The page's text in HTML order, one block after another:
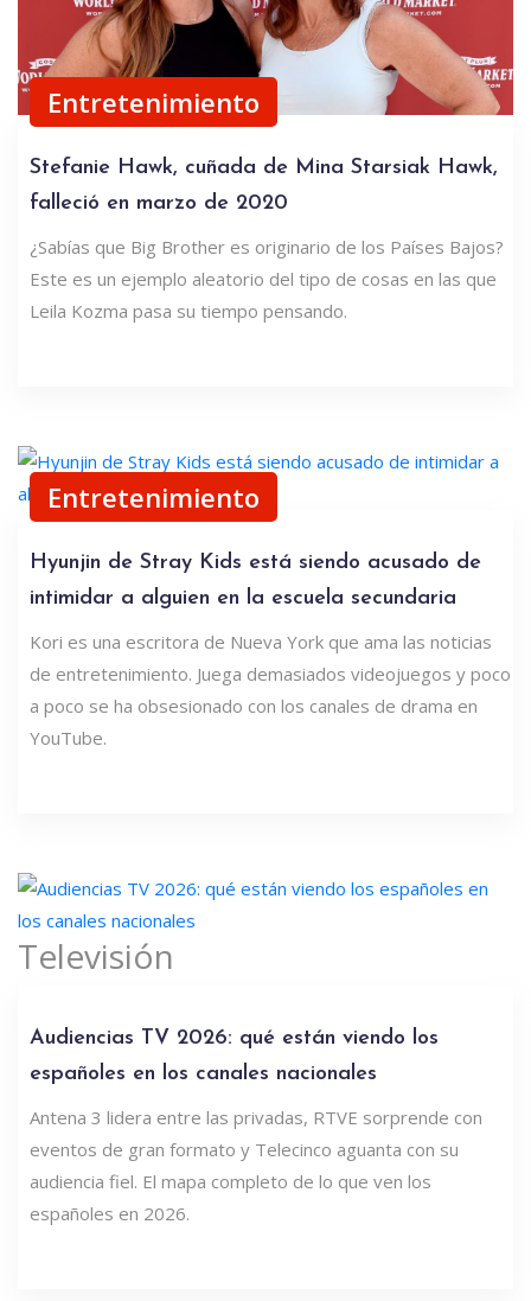
Entretenimiento
Stefanie Hawk, cuñada de Mina Starsiak Hawk,
falleció en marzo de 2020
¿Sabías que Big Brother es originario de los Países Bajos?
Este es un ejemplo aleatorio del tipo de cosas en las que
Leila Kozma pasa su tiempo pensando.
Entretenimiento
Hyunjin de Stray Kids está siendo acusado de
intimidar a alguien en la escuela secundaria
Kori es una escritora de Nueva York que ama las noticias
de entretenimiento. Juega demasiados videojuegos y poco
a poco se ha obsesionado con los canales de drama en
YouTube.
Televisión
Audiencias TV 2026: qué están viendo los
españoles en los canales nacionales
Antena 3 lidera entre las privadas, RTVE sorprende con
eventos de gran formato y Telecinco aguanta con su
audiencia fiel. El mapa completo de lo que ven los
españoles en 2026.